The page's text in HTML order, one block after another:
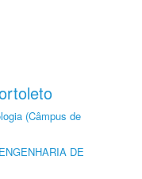
(Câmpus de
DE